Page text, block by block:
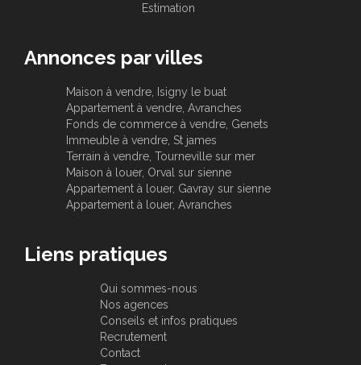
Estimation
Annonces par villes
Maison à vendre, Isigny le buat
Appartement à vendre, Avranches
Fonds de commerce à vendre, Genets
Immeuble à vendre, St james
Terrain à vendre, Tourneville sur mer
Maison à louer, Orval sur sienne
Appartement à louer, Gavray sur sienne
Appartement à louer, Avranches
Liens pratiques
Qui sommes-nous
Nos agences
Conseils et infos pratiques
Recrutement
Contact